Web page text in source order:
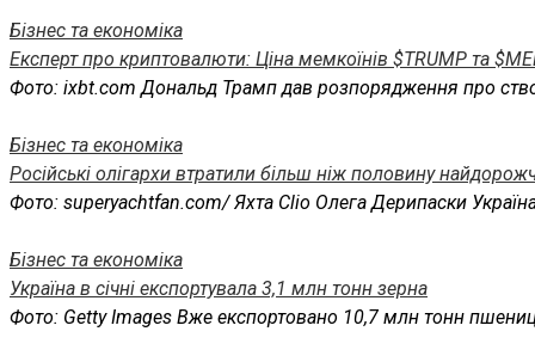
Бізнес та економіка
Експерт про криптовалюти: Ціна мемкоїнів $TRUMP та
Фото: ixbt.com Дональд Трамп дав розпорядження про
Бізнес та економіка
Російські олігархи втратили більш ніж половину
Фото: superyachtfan.com/ Яхта Clio Олега Дерипаски
Бізнес та економіка
Україна в січні експортувала 3,1 млн тонн зерна
Фото: Getty Images Вже експортовано 10,7 млн тонн